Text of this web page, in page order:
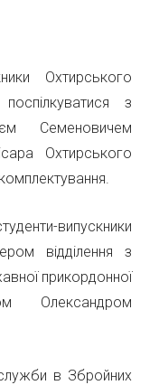
Охтирського
з
Семеновичем
Охтирського
випускники
відділення з
прикордонної
Олександром
в Збройних